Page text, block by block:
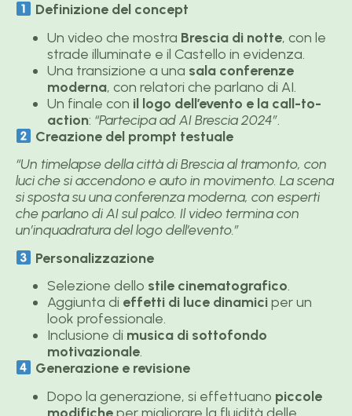
Definizione del concept
Un video che mostra Brescia di notte, con le
strade illuminate e il Castello in evidenza.
Una transizione a una sala conferenze
moderna, con relatori che parlano di AI.
Un finale con il logo dell’evento e la call-to-
action: “Partecipa ad AI Brescia 2024”.
Creazione del prompt testuale
“Un timelapse della città di Brescia al tramonto, con
luci che si accendono e auto in movimento. La scena
si sposta su una conferenza moderna, con esperti
che parlano di AI sul palco. Il video termina con
un’inquadratura del logo dell’evento.”
Personalizzazione
Selezione dello stile cinematografico.
Aggiunta di effetti di luce dinamiciper un
look professionale.
Inclusione di musica di sottofondo
motivazionale.
Generazione e revisione
Dopo la generazione, si effettuano piccole